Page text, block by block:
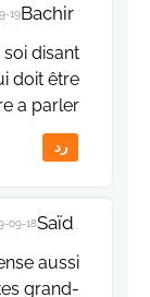
Bachir
disant
doit être
a parler,
رد
Saïd
18 14:17:06
aussi
grand-